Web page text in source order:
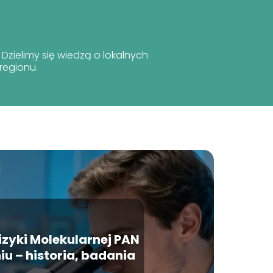
się wiedzą o lokalnych
Molekularnej PAN
– historia, badania